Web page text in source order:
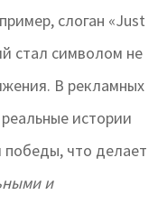
слоган «Just
стал символом не
В рекламных
истории
победы, что делает
и